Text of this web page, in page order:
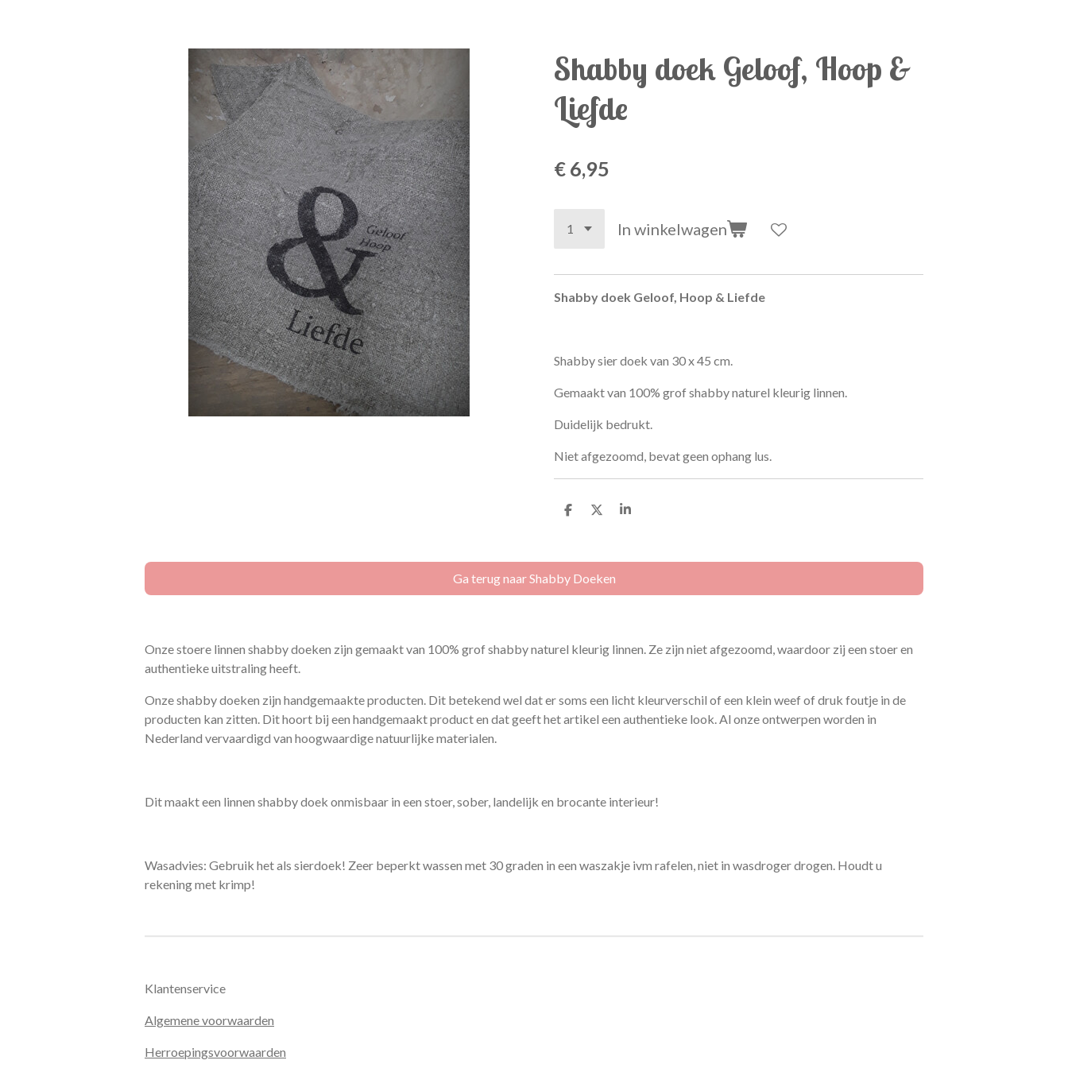
Shabby doek Geloof, Hoop &
Liefde
€ 6,95
In winkelwagen
Shabby doek Geloof, Hoop & Liefde
Shabby sier doek van 30 x 45 cm.
Gemaakt van 100% grof shabby naturel kleurig linnen.
Duidelijk bedrukt.
Niet afgezoomd, bevat geen ophang lus.
D
n
D
S
e
Ga terug naar Shabby Doeken
Onze stoere linnen shabby doeken zijn gemaakt van 100% grof shabby naturel kleurig linnen. Ze zijn niet afgezoomd, waardoor zij een stoer en
authentieke uitstraling heeft.
Onze shabby doeken zijn handgemaakte producten. Dit betekend wel dat er soms een licht kleurverschil of een klein weef of druk foutje in de
producten kan zitten. Dit hoort bij een handgemaakt product en dat geeft het artikel een authentieke look. Al onze ontwerpen worden in
Nederland vervaardigd van hoogwaardige natuurlijke materialen.
Dit maakt een linnen shabby doek onmisbaar in een stoer, sober, landelijk en brocante interieur!
Wasadvies: Gebruik het als sierdoek! Zeer beperkt wassen met 30 graden in een waszakje ivm rafelen, niet in wasdroger drogen. Houdt u
rekening met krimp!
Klantenservice
Algemene voorwaarden
Herroepingsvoorwaarden